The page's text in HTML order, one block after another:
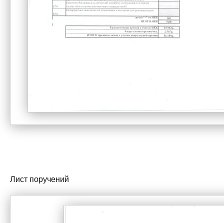
Лист поручений